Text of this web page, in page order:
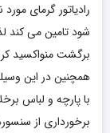
رادیاتور گرمای
شود تامین می کند
برگشت منواکسید
همچنین در این
با پارچه و لباس
برخورداری از